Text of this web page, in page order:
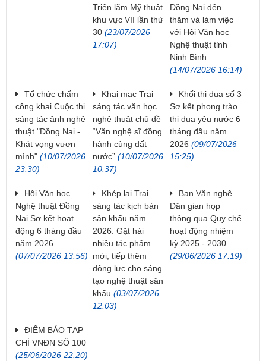
Triển lãm Mỹ thuật
khu vực VII lần thứ
30(23/07/2026
17:07)
Đồng Nai đến
thăm và làm việc
với Hội Văn học
Nghệ thuật tỉnh
Ninh Bình
(14/07/2026 16:14)
Tổ chức chấm
công khai Cuộc thi
sáng tác ảnh nghệ
thuật "Đồng Nai -
Khát vọng vươn
mình" (10/07/2026
23:30)
Khai mạc Trại
sáng tác văn học
nghệ thuật chủ đề
“Văn nghệ sĩ đồng
hành cùng đất
nước”(10/07/2026
10:37)
Khối thi đua số 3
Sơ kết phong trào
thi đua yêu nước 6
tháng đầu năm
2026 (09/07/2026
15:25)
Hội Văn học
Nghệ thuật Đồng
Nai Sơ kết hoạt
động 6 tháng đầu
năm 2026
(07/07/2026 13:56)
Khép lại Trại
sáng tác kịch bản
sân khấu năm
2026: Gặt hái
nhiều tác phẩm
mới, tiếp thêm
động lực cho sáng
tạo nghệ thuật sân
khấu (03/07/2026
12:03)
Ban Văn nghệ
Dân gian họp
thông qua Quy chế
hoạt động nhiệm
kỳ 2025 - 2030
(29/06/2026 17:19)
ĐIỂM BÁO TẠP
CHÍ VNĐN SỐ 100
(25/06/2026 22:20)